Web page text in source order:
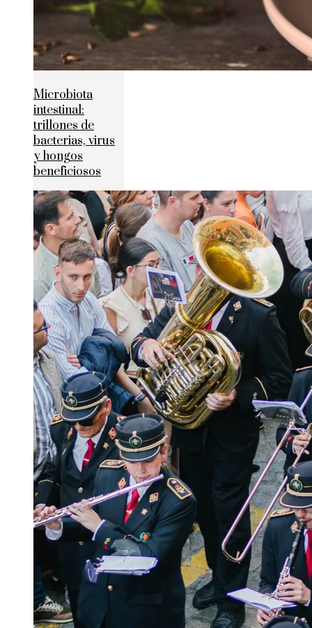
Microbiota
intestinal:
trillones de
bacterias, virus
y hongos
beneficiosos